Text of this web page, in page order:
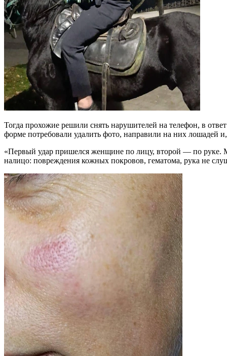
Тогда прохожие решили снять нарушителей на телефон, в
форме потребовали удалить фото, направили на них лошадей и,
«Первый удар пришелся женщине по лицу, второй — по руке.
налицо: повреждения кожных покровов, гематома, рука не